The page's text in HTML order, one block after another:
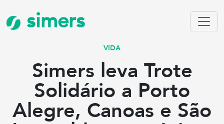
simers
VIDA
Simers leva Trote
Solidário a Porto
Alegre, Canoas e São